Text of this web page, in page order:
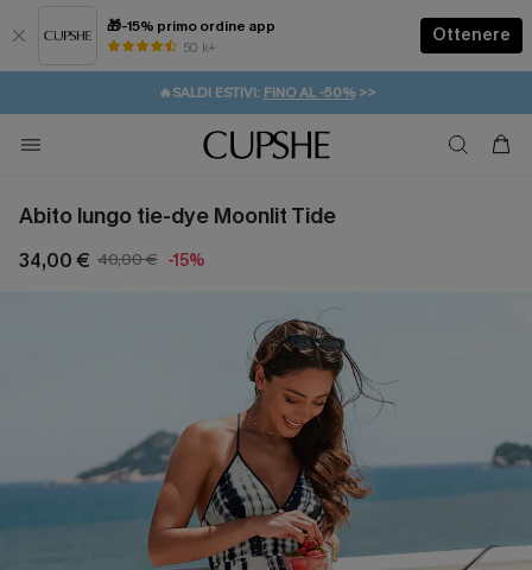
🎁-15% primo ordine app
50 k+
Ottenere
⚡️-15% SUGLI ESSENZIALI DA VACANZA | ACQUISTA
🔥SALDI ESTIVI: FINO AL -50%>>
🚚SPEDIZIONE GRATUITA DA 49€
💌REGALO PER I NUOVI: 20% DI SCONTO*
Abito lungo tie-dye Moonlit Tide
34,00 € 40,00 € -15%